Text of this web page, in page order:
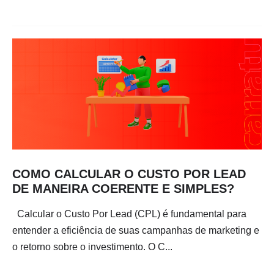
COMO CALCULAR O CUSTO POR LEAD
DE MANEIRA COERENTE E SIMPLES?
Calcular o Custo Por Lead (CPL) é fundamental para
entender a eficiência de suas campanhas de marketing e
o retorno sobre o investimento. O C...